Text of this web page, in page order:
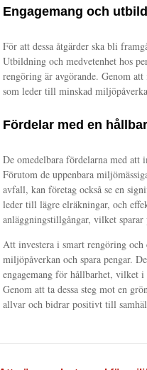
Engagemang och
För att dessa åtgärder ska bli
Utbildning och medvetenhet hos
rengöring är avgörande. Genom
som leder till minskad
Fördelar med en
De omedelbara fördelarna med att
Förutom de uppenbara
avfall, kan företag också se en
leder till lägre elräkningar, och
anläggningstillgångar, vilket sparar
Att investera i smart rengöring
miljöpåverkan och spara pengar.
engagemang för hållbarhet, vilket
Genom att ta dessa steg mot en
allvar och bidrar positivt till